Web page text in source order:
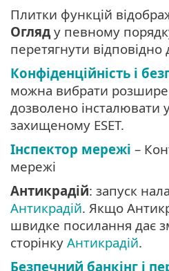
Плитки функцій
Огляд у певному
перетягнути
Конфіденційність і
можна вибрати
дозволено інсталювати
захищеному ESET.
Інспектор мережі –
мережі
Антикрадій: запуск
Антикрадій. Якщо
швидке посилання дає
сторінку Антикрадій.
Безпечний банкінг і